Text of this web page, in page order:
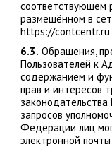
соответствующем
размещённом в
https://contcentr.ru
6.3. Обращения,
Пользователей к
содержанием и
прав и интересов
запросов
Федерации лиц
электронной